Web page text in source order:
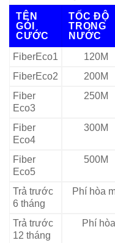
TÊN
GÓI
CƯỚC
TỐC ĐỘ
TRONG
NƯỚC
FiberEco1
120M
FiberEco2
200M
Fiber
Eco3
250M
Fiber
Eco4
300M
Fiber
Eco5
500M
Trả trước
6 tháng
Phí hòa
Trả trước
12 tháng
Phí